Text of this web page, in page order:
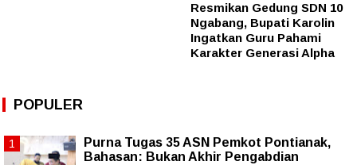
Resmikan Gedung SDN 10
Ngabang, Bupati Karolin
Ingatkan Guru Pahami
Karakter Generasi Alpha
POPULER
Purna Tugas 35 ASN Pemkot Pontianak,
Bahasan: Bukan Akhir Pengabdian